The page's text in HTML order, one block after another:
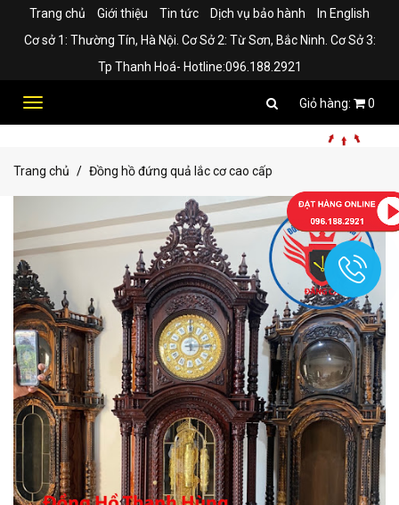
Trang chủ Giới thiệu Tin tức Dịch vụ bảo hành
In English
Cơ sở 1: Thường Tín, Hà Nội. Cơ Sở 2: Từ Sơn, Bắc Ninh. Cơ Sở 3:
Tp Thanh Hoá- Hotline:096.188.2921
Toggle
0
Trang chủ Đồng hồ đứng quả lắc cơ cao cấp